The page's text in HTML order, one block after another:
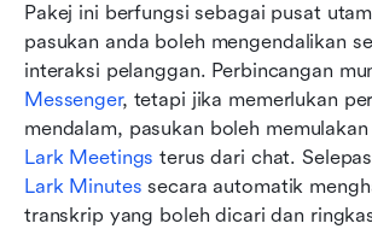
Pakej ini berfungsi sebagai pusat
pasukan anda boleh mengendalikan
Messenger, tetapi jika memerlukan
Lark Meetings
Lark Minutes secara automatik
transkrip yang boleh dicari dan